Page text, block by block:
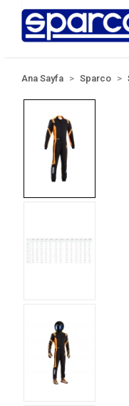
Ana Sayfa Sparco